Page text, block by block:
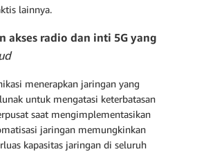
lainnya.
akses radio dan inti 5G yang
menerapkan jaringan yang
untuk mengatasi keterbatasan
saat mengimplementasikan
jaringan memungkinkan
kapasitas jaringan di seluruh